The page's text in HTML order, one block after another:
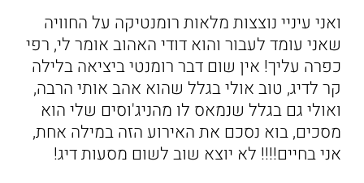
ואני עיניי נוצצות מלאות רומנטיקה על החוויה
שאני עומד לעבור והוא דודי האהוב אומר לי, רפי
כפרה עליך! אין שום דבר רומנטי ביציאה בלילה
קר לדיג, טוב אולי בגלל שהוא אהב אותי הרבה,
ואולי גם בגלל שנמאס לו מהניג'וסים שלי הוא
מסכים, בוא נסכם את האירוע הזה במילה אחת,
אני בחיים!!!! לא יוצא שוב לשום מסעות דיג!